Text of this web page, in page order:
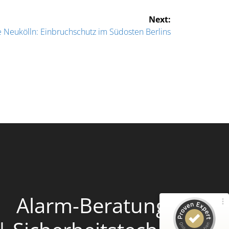
Next:
Neukölln: Einbruchschutz im Südosten Berlins
Alarm-Beratung
Bewertungen auf
ProvenExpert.com
anderen Quelle